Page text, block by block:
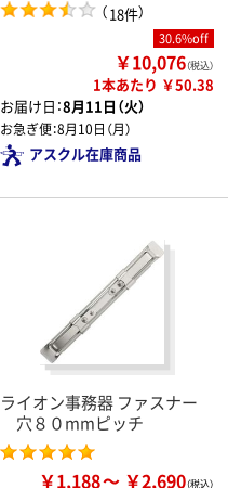
（18件）
30.6%off
￥10,076（税込）
1本あたり ￥50.38
お届け日：8月11日（火）
お急ぎ便：8月10日（月）
アスクル在庫商品
ライオン事務器 ファスナー
穴８０mmピッチ
￥1,188 ￥2,690